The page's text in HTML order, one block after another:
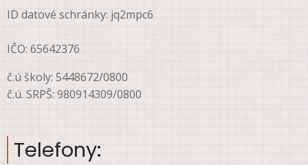
ID datové schránky: jq2mpc6
IČO: 65642376
č.ú školy: 5448672/0800
č.ú. SRPŠ: 980914309/0800
Telefony: